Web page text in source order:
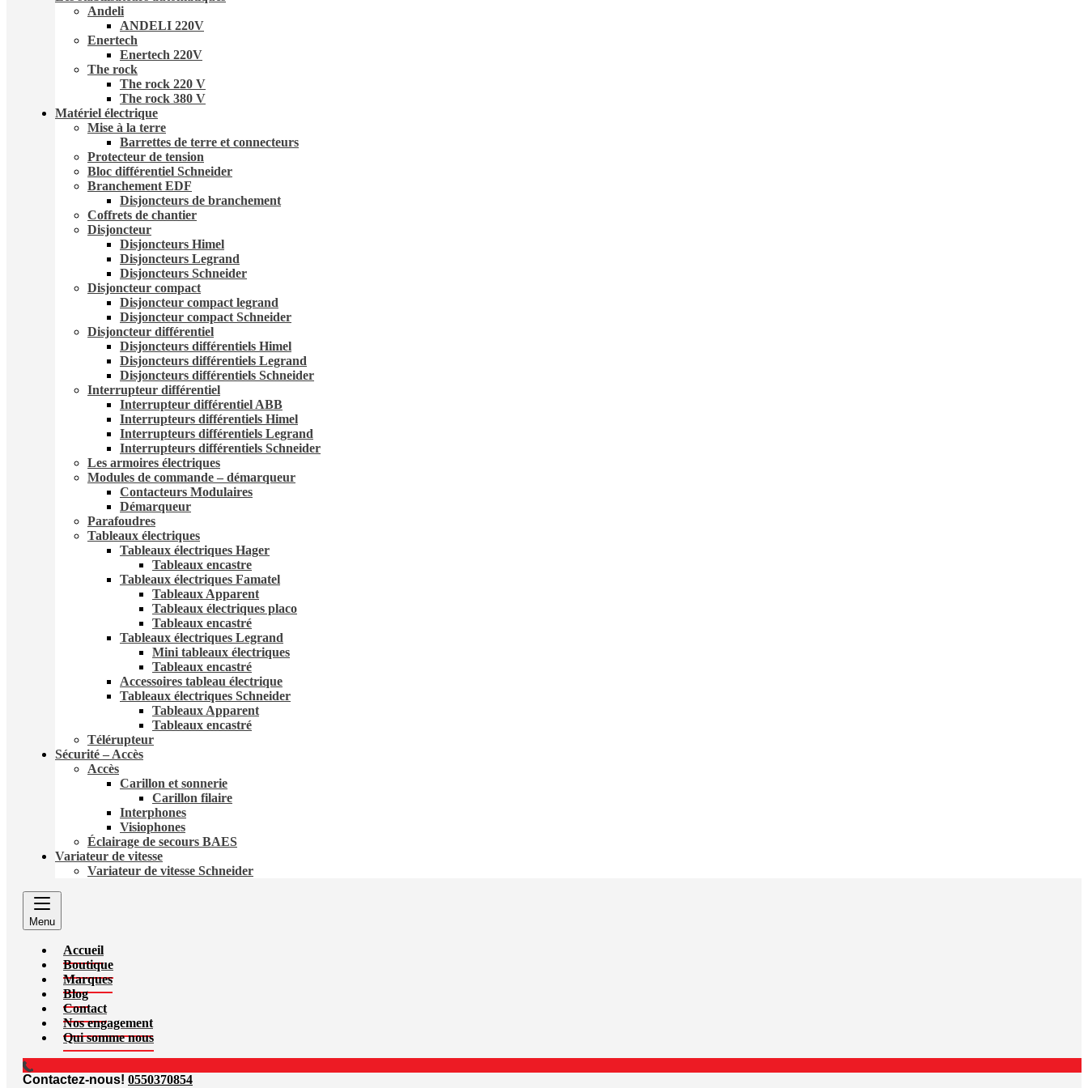
Andeli
ANDELI 220V
Enertech
Enertech 220V
The rock
The rock 220 V
The rock 380 V
Matériel électrique
Mise à la terre
Barrettes de terre et connecteurs
Protecteur de tension
Bloc différentiel Schneider
Branchement EDF
Disjoncteurs de branchement
Coffrets de chantier
Disjoncteur
Disjoncteurs Himel
Disjoncteurs Legrand
Disjoncteurs Schneider
Disjoncteur compact
Disjoncteur compact legrand
Disjoncteur compact Schneider
Disjoncteur différentiel
Disjoncteurs différentiels Himel
Disjoncteurs différentiels Legrand
Disjoncteurs différentiels Schneider
Interrupteur différentiel
Interrupteur différentiel ABB
Interrupteurs différentiels Himel
Interrupteurs différentiels Legrand
Interrupteurs différentiels Schneider
Les armoires électriques
Modules de commande – démarqueur
Contacteurs Modulaires
Démarqueur
Parafoudres
Tableaux électriques
Tableaux électriques Hager
Tableaux encastre
Tableaux électriques Famatel
Tableaux Apparent
Tableaux électriques placo
Tableaux encastré
Tableaux électriques Legrand
Mini tableaux électriques
Tableaux encastré
Accessoires tableau électrique
Tableaux électriques Schneider
Tableaux Apparent
Tableaux encastré
Télérupteur
Sécurité – Accès
Accès
Carillon et sonnerie
Carillon filaire
Interphones
Visiophones
Éclairage de secours BAES
Variateur de vitesse
Variateur de vitesse Schneider
Menu
Accueil
Boutique
Marques
Blog
Contact
Nos engagement
Qui somme nous
Contactez-nous! 0550370854